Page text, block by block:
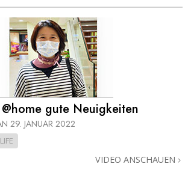
gute Neuigkeiten
29. JANUAR 2022
VIDEO ANSCHAUEN